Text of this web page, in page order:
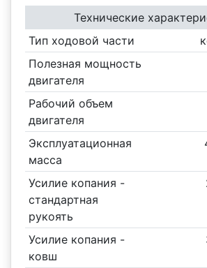
Технические
Тип ходовой части
Полезная мощность
двигателя
Рабочий объем
двигателя
Эксплуатационная
масса
Усилие копания -
стандартная
рукоять
Усилие копания -
ковш